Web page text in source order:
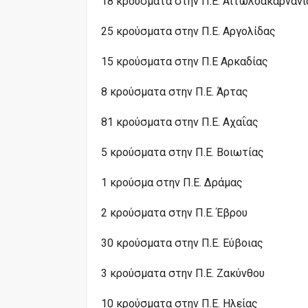
25 κρούσματα στην Π.Ε. Αργολίδας
15 κρούσματα στην Π.Ε Αρκαδίας
8 κρούσματα στην Π.Ε. Άρτας
81 κρούσματα στην Π.Ε. Αχαΐας
5 κρούσματα στην Π.Ε. Βοιωτίας
1 κρούσμα στην Π.Ε. Δράμας
2 κρούσματα στην Π.Ε. Έβρου
30 κρούσματα στην Π.Ε. Εύβοιας
3 κρούσματα στην Π.Ε. Ζακύνθου
10 κρούσματα στην Π.Ε. Ηλείας